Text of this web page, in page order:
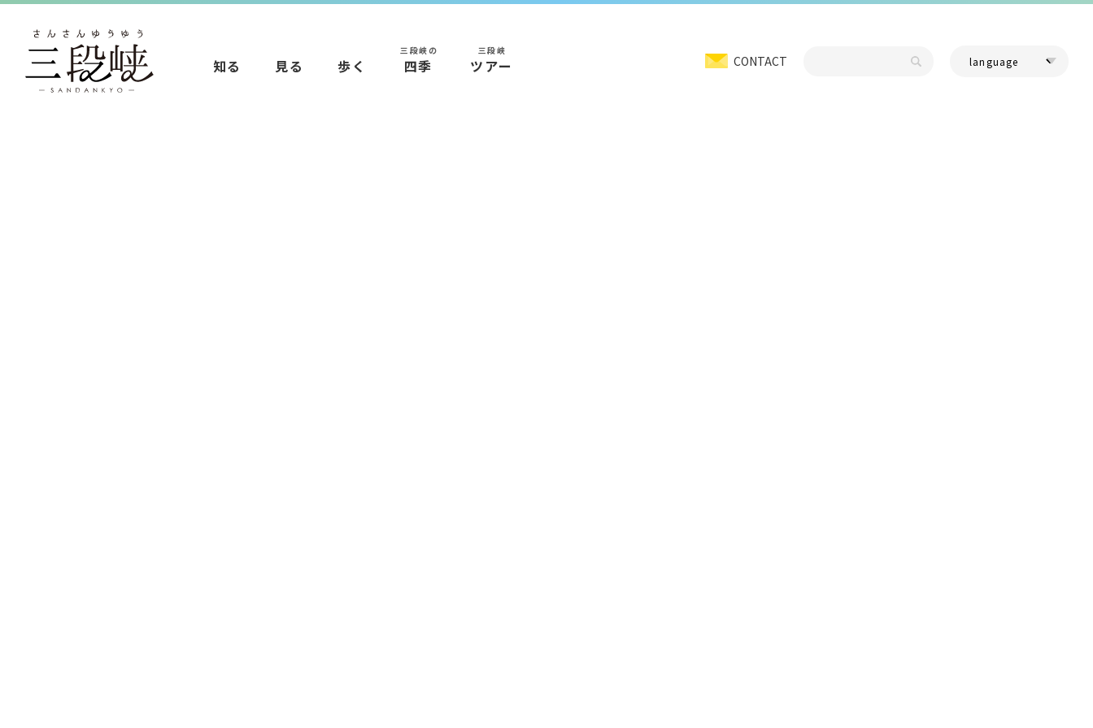
知る 見る 歩く
三段峡の
四季
三段峡
ツアー CONTACT